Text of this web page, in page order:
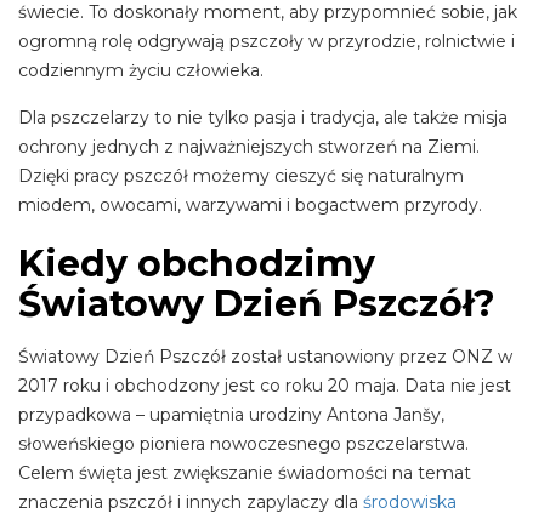
świecie. To doskonały moment, aby przypomnieć sobie, jak
ogromną rolę odgrywają pszczoły w przyrodzie, rolnictwie i
codziennym życiu człowieka.
Dla pszczelarzy to nie tylko pasja i tradycja, ale także misja
ochrony jednych z najważniejszych stworzeń na Ziemi.
Dzięki pracy pszczół możemy cieszyć się naturalnym
miodem, owocami, warzywami i bogactwem przyrody.
Kiedy obchodzimy
Światowy Dzień Pszczół?
Światowy Dzień Pszczół został ustanowiony przez ONZ w
2017 roku i obchodzony jest co roku 20 maja. Data nie jest
przypadkowa – upamiętnia urodziny Antona Janšy,
słoweńskiego pioniera nowoczesnego pszczelarstwa.
Celem święta jest zwiększanie świadomości na temat
znaczenia pszczół i innych zapylaczy dla środowiska